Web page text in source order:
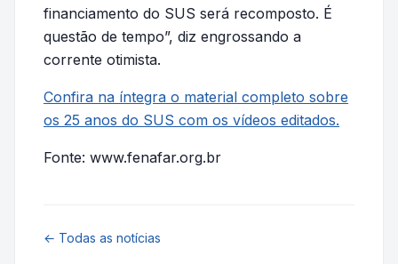
financiamento do SUS será recomposto. É
questão de tempo”, diz engrossando a
corrente otimista.
Confira na íntegra o material completo sobre
os 25 anos do SUS com os vídeos editados.
Fonte: www.fenafar.org.br
← Todas as notícias